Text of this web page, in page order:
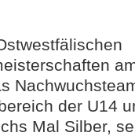
der U14
Mal Silber,